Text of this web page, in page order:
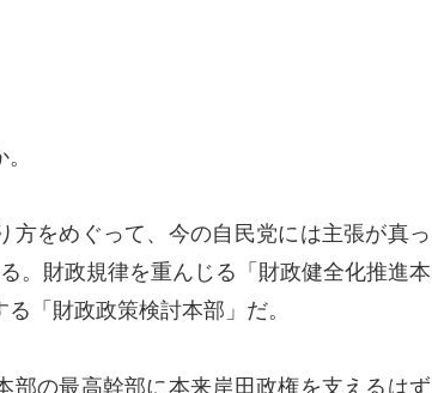
をめぐって、今の自民党には主張が真っ
。財政規律を重んじる「財政健全化推進本
「財政政策検討本部」だ。
の最高幹部に本来岸田政権を支えるはず